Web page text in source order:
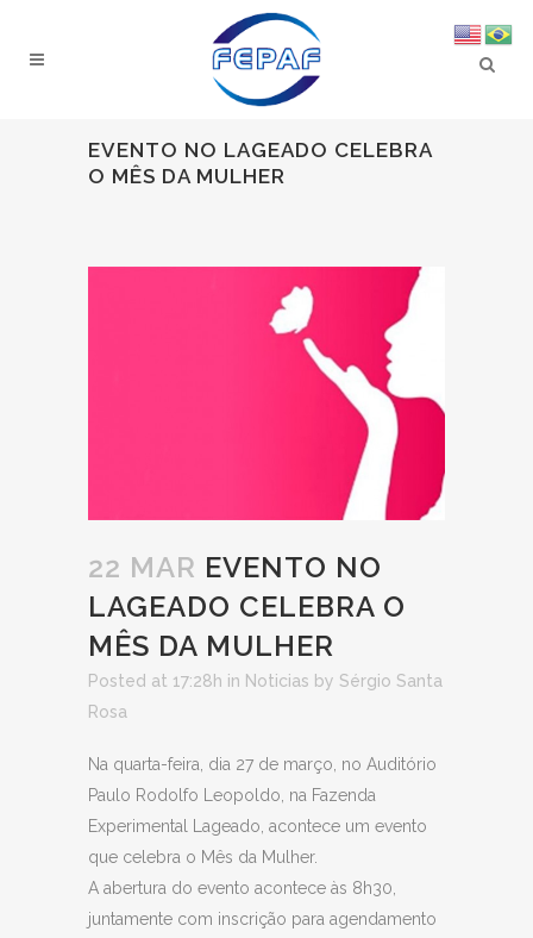
EVENTO NO LAGEADO CELEBRA
O MÊS DA MULHER
22 MAR EVENTO NO
LAGEADO CELEBRA O
MÊS DA MULHER
Posted at 17:28h in Noticias by Sérgio Santa
Rosa
Na quarta-feira, dia 27 de março, no Auditório
Paulo Rodolfo Leopoldo, na Fazenda
Experimental Lageado, acontece um evento
que celebra o Mês da Mulher.
A abertura do evento acontece às 8h30,
juntamente com inscrição para agendamento